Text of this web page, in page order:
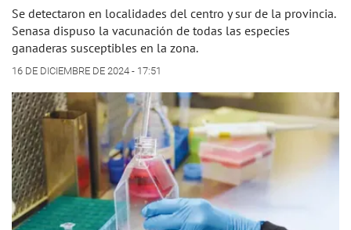
Se detectaron en localidades del centro y sur de la provincia.
Senasa dispuso la vacunación de todas las especies
ganaderas susceptibles en la zona.
16 DE DICIEMBRE DE 2024 - 17:51